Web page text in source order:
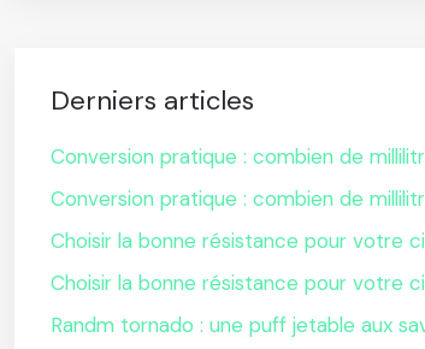
Derniers articles
Conversion pratique : combien de
Conversion pratique : combien de
Choisir la bonne résistance pour votre
Choisir la bonne résistance pour votre
Randm tornado : une puff jetable aux